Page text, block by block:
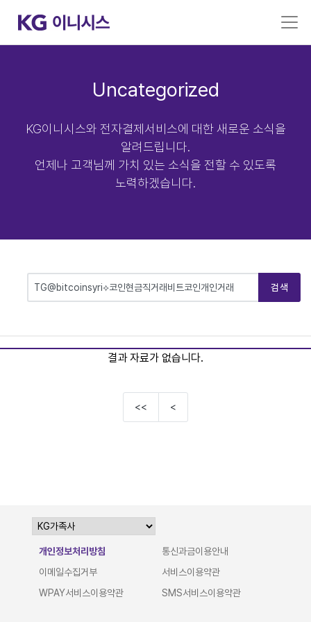
Uncategorized
KG이니시스와 전자결제서비스에 대한 새로운 소식을
알려드립니다.
언제나 고객님께 가치 있는 소식을 전할 수 있도록
노력하겠습니다.
검색
결과 자료가 없습니다.
<< <
개인정보처리방침
통신과금이용안내
이메일수집거부
서비스이용약관
WPAY서비스이용약관
SMS서비스이용약관